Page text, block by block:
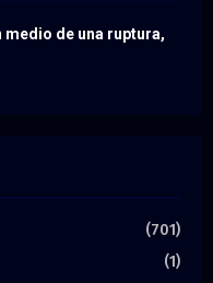
medio de una ruptura,
(701)
(1)